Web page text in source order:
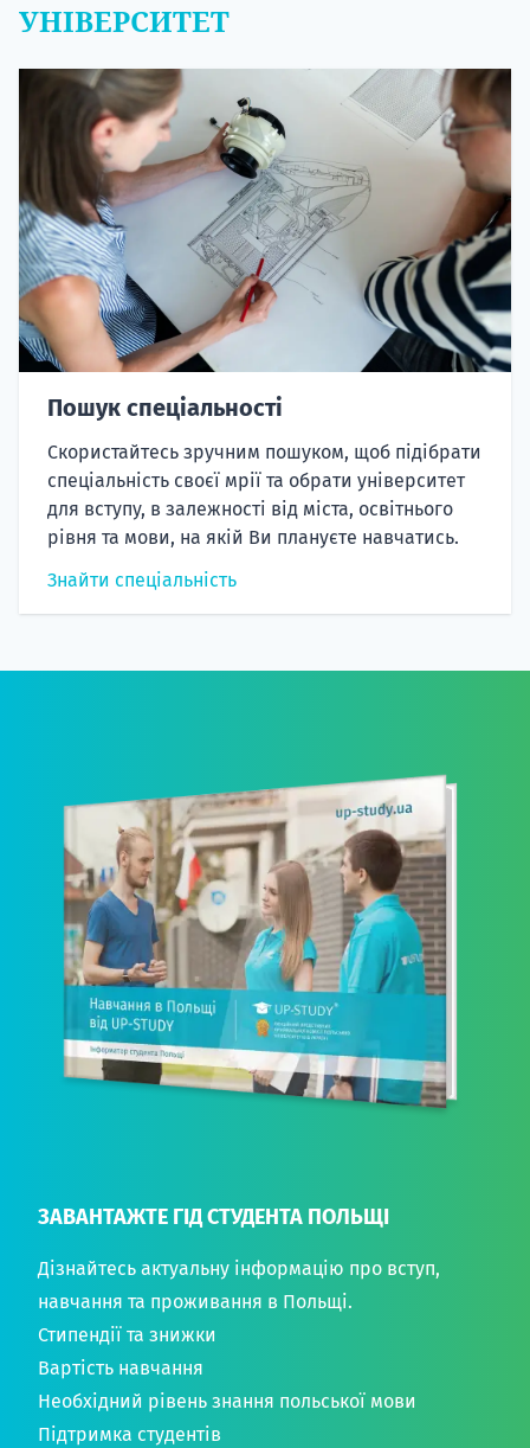
УНІВЕРСИТЕТ
Пошук спеціальності
Скористайтесь зручним пошуком, щоб підібрати
спеціальність своєї мрії та обрати університет
для вступу, в залежності від міста, освітнього
рівня та мови, на якій Ви плануєте навчатись.
Знайти спеціальність
ЗАВАНТАЖТЕ ГІД СТУДЕНТА ПОЛЬЩІ
Дізнайтесь актуальну інформацію про вступ,
навчання та проживання в Польщі.
Стипендії та знижки
Вартість навчання
Необхідний рівень знання польської мови
Підтримка студентів